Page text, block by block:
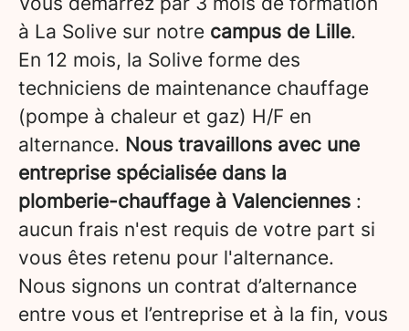
à La Solive sur notre campus de Lille.
En 12 mois, la Solive forme des
techniciens de maintenance chauffage
(pompe à chaleur et gaz) H/F en
alternance. Nous travaillons avec une
entreprise spécialisée dans la
plomberie-chauffage à Valenciennes :
aucun frais n'est requis de votre part si
vous êtes retenu pour l'alternance.
Nous signons un contrat d’alternance
entre vous et l’entreprise et à la fin, vous